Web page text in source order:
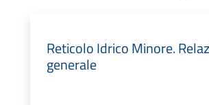
Reticolo Idrico Minore.
generale